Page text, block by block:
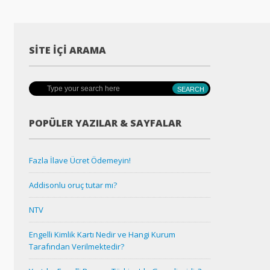
SITE İÇI ARAMA
POPÜLER YAZILAR & SAYFALAR
Fazla İlave Ücret Ödemeyin!
Addisonlu oruç tutar mı?
NTV
Engelli Kimlik Kartı Nedir ve Hangi Kurum
Tarafından Verilmektedir?